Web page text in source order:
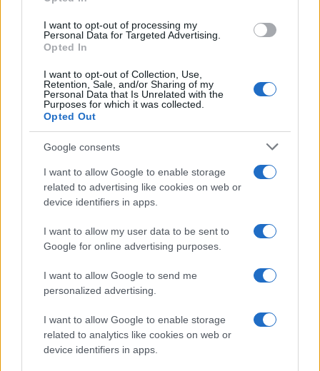
I want to opt-out of processing my
Personal Data for Targeted Advertising.
Opted In
I want to opt-out of Collection, Use,
Retention, Sale, and/or Sharing of my
Personal Data that Is Unrelated with the
Purposes for which it was collected.
Opted Out
Google consents
I want to allow Google to enable storage
related to advertising like cookies on web or
device identifiers in apps.
I want to allow my user data to be sent to
Google for online advertising purposes.
I want to allow Google to send me
personalized advertising.
I want to allow Google to enable storage
related to analytics like cookies on web or
device identifiers in apps.
Huth Gergely búcsúzóul elmesélte
Perunak, hogyan lett újságíró ’98-
PestiSrácok.hu?
2022.06.04.
Lezárult a Hobbista másfél éves
története?
2022.05.31.
PESTITV THE FAIR RIGHT
Magyarországot is elérheti a 800
2022.05.31.